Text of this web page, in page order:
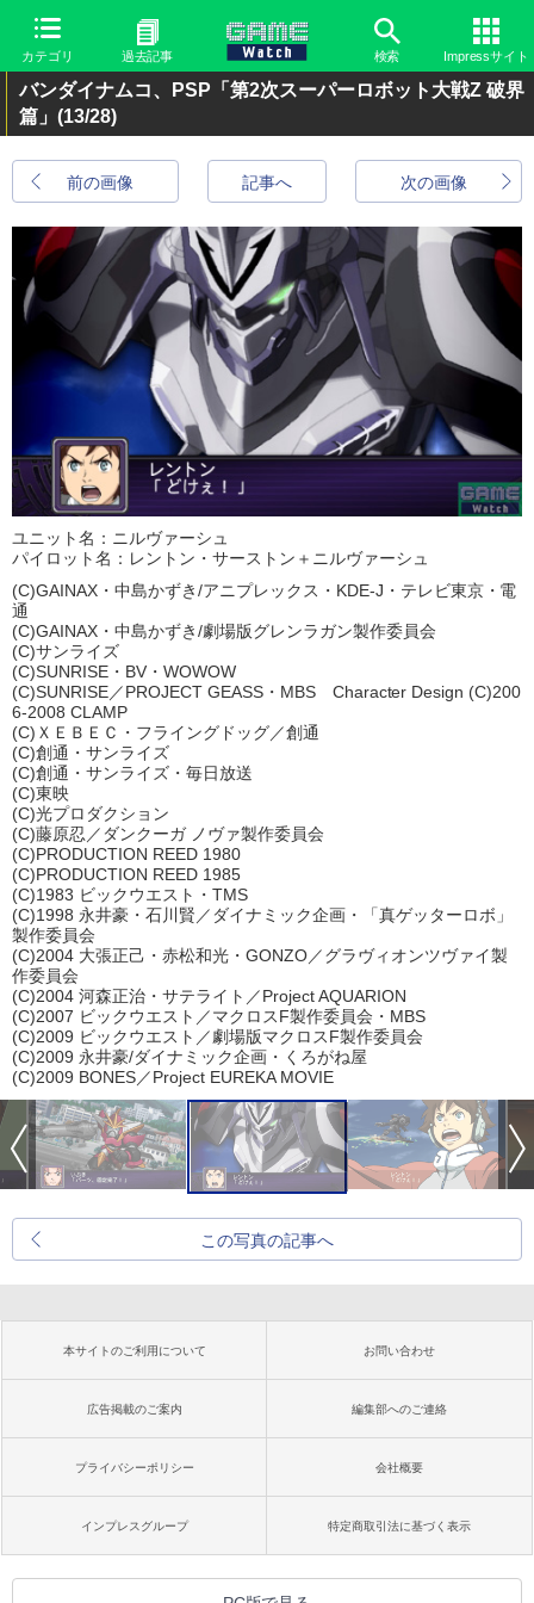
カテゴリ 過去記事 検索 Impressサイト
バンダイナムコ、PSP「第2次スーパーロボット大戦Z 破界
篇」 (13/28)
前の画像 次の画像
記事へ
ユニット名：ニルヴァーシュ
パイロット名：レントン・サーストン＋ニルヴァーシュ
(C)GAINAX・中島かずき/アニプレックス・KDE-J・テレビ東京・電
通
(C)GAINAX・中島かずき/劇場版グレンラガン製作委員会
(C)サンライズ
(C)SUNRISE・BV・WOWOW
(C)SUNRISE／PROJECT GEASS・MBS Character Design (C)200
6-2008 CLAMP
(C)ＸＥＢＥＣ・フライングドッグ／創通
(C)創通・サンライズ
(C)創通・サンライズ・毎日放送
(C)東映
(C)光プロダクション
(C)藤原忍／ダンクーガ ノヴァ製作委員会
(C)PRODUCTION REED 1980
(C)PRODUCTION REED 1985
(C)1983 ビックウエスト・TMS
(C)1998 永井豪・石川賢／ダイナミック企画・「真ゲッターロボ」
製作委員会
(C)2004 大張正己・赤松和光・GONZO／グラヴィオンツヴァイ製
作委員会
(C)2004 河森正治・サテライト／Project AQUARION
(C)2007 ビックウエスト／マクロスF製作委員会・MBS
(C)2009 ビックウエスト／劇場版マクロスF製作委員会
(C)2009 永井豪/ダイナミック企画・くろがね屋
(C)2009 BONES／Project EUREKA MOVIE
この写真の記事へ
本サイトのご利用について お問い合わせ
広告掲載のご案内 編集部へのご連絡
プライバシーポリシー 会社概要
インプレスグループ 特定商取引法に基づく表示